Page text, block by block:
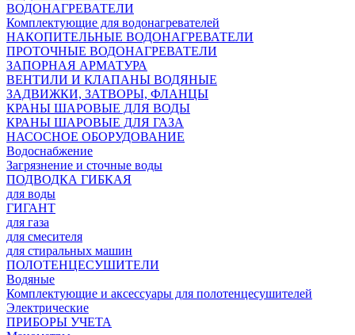
ВОДОНАГРЕВАТЕЛИ
Комплектующие для водонагревателей
НАКОПИТЕЛЬНЫЕ ВОДОНАГРЕВАТЕЛИ
ПРОТОЧНЫЕ ВОДОНАГРЕВАТЕЛИ
ЗАПОРНАЯ АРМАТУРА
ВЕНТИЛИ И КЛАПАНЫ ВОДЯНЫЕ
ЗАДВИЖКИ, ЗАТВОРЫ, ФЛАНЦЫ
КРАНЫ ШАРОВЫЕ ДЛЯ ВОДЫ
КРАНЫ ШАРОВЫЕ ДЛЯ ГАЗА
НАСОСНОЕ ОБОРУДОВАНИЕ
Водоснабжение
Загрязнение и сточные воды
ПОДВОДКА ГИБКАЯ
для воды
ГИГАНТ
для газа
для смесителя
для стиральных машин
ПОЛОТЕНЦЕСУШИТЕЛИ
Водяные
Комплектующие и аксессуары для полотенцесушителей
Электрические
ПРИБОРЫ УЧЕТА